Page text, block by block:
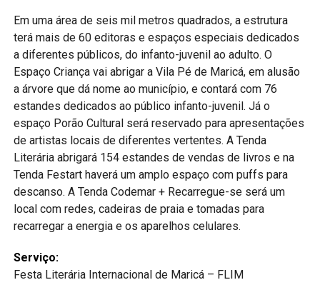
Em uma área de seis mil metros quadrados, a estrutura
terá mais de 60 editoras e espaços especiais dedicados
a diferentes públicos, do infanto-juvenil ao adulto. O
Espaço Criança vai abrigar a Vila Pé de Maricá, em alusão
a árvore que dá nome ao município, e contará com 76
estandes dedicados ao público infanto-juvenil. Já o
espaço Porão Cultural será reservado para apresentações
de artistas locais de diferentes vertentes. A Tenda
Literária abrigará 154 estandes de vendas de livros e na
Tenda Festart haverá um amplo espaço com puffs para
descanso. A Tenda Codemar + Recarregue-se será um
local com redes, cadeiras de praia e tomadas para
recarregar a energia e os aparelhos celulares.
Serviço:
Festa Literária Internacional de Maricá – FLIM